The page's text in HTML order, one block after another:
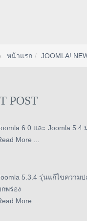
หน้าแรก JOOMLA!
POST
6.0 และ Joomla 5.4
More ...
5.3.4 รุ่นแก้ไขความ
พร่อง
More ...